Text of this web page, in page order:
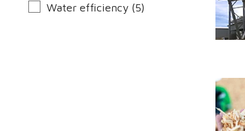
Water efficiency (5)